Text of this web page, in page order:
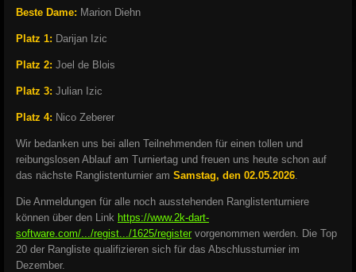
Beste Dame: Marion Diehn
Platz 1: Darijan Izic
Platz 2: Joel de Blois
Platz 3: Julian Izic
Platz 4: Nico Zeberer
Wir bedanken uns bei allen Teilnehmenden für einen tollen und
reibungslosen Ablauf am Turniertag und freuen uns heute schon auf
das nächste Ranglistenturnier am Samstag, den 02.05.2026
Die Anmeldungen für alle noch ausstehenden Ranglistenturniere
können über den Link https://www.2k-dart-
software.com/.../regist.../1625/register vorgenommen werden. Die Top
20 der Rangliste qualifizieren sich für das Abschlussturnier im
Dezember.